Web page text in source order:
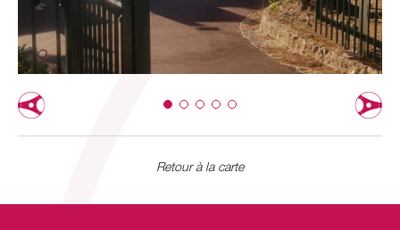
Retour à la carte